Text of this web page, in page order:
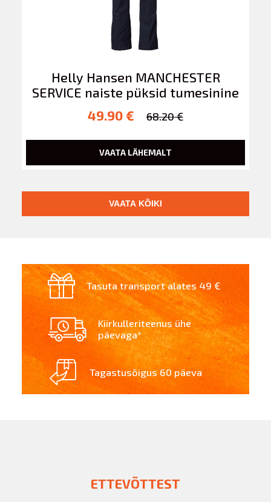
Helly Hansen MANCHESTER
SERVICE naiste püksid tumesinine
49.90 €
68.20 €
VAATA LÄHEMALT
VAATA KÕIKI
Tasuta transport alates 49 €
Kiirkulleriteenus ühe
päevaga*
Tagastusõigus 60 päeva
ETTEVÕTTEST